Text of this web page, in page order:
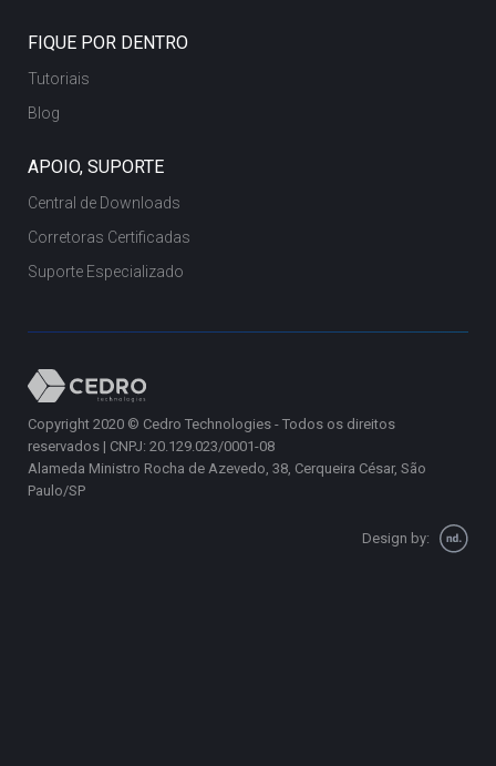
FIQUE POR DENTRO
Tutoriais
Blog
APOIO, SUPORTE
Central de Downloads
Corretoras Certificadas
Suporte Especializado
Copyright 2020 © Cedro Technologies - Todos os direitos
reservados | CNPJ: 20.129.023/0001-08
Alameda Ministro Rocha de Azevedo, 38, Cerqueira César, São
Paulo/SP
Design by: